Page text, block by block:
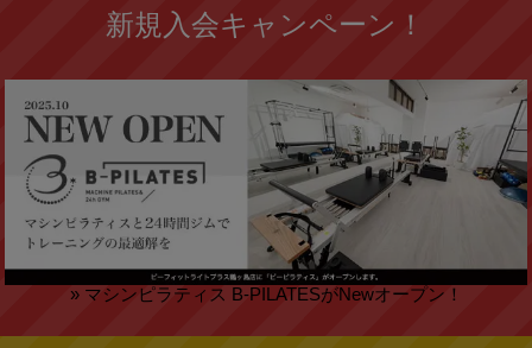
新規入会キャンペーン！
» マシンピラティス B-PILATESがNewオープン！